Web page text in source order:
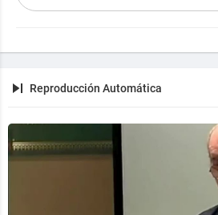
Reproducción Automática